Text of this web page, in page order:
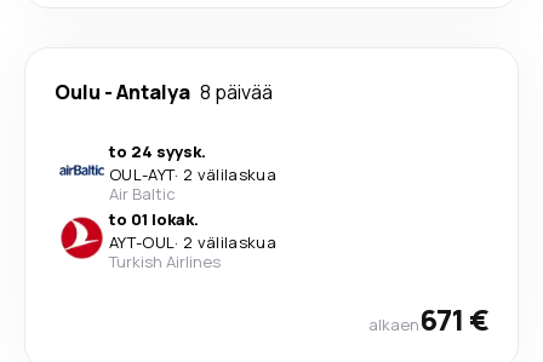
Oulu -Antalya 8 päivää
to 24 syysk.
OUL-AYT· 2 välilaskua
Air Baltic
to 01 lokak.
AYT-OUL· 2 välilaskua
Turkish Airlines
alkaen671 €